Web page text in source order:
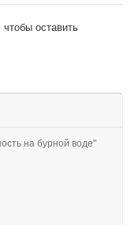
чтобы оставить
на бурной воде"